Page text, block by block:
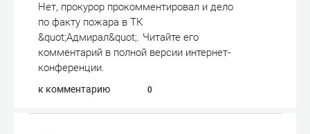
Нет, прокурор прокомментировал и дело
по факту пожара в ТК
&quot;Адмирал&quot;. Читайте его
комментарий в полной версии интернет-
конференции.
к комментарию 0